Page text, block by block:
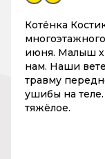
Котёнка
июня. Малыш
нам. Наши
травму
ушибы на
тяжёлое.